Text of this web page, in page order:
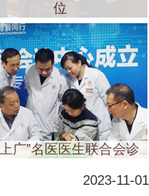
位
广”名医医生联合会诊
2023-11-01